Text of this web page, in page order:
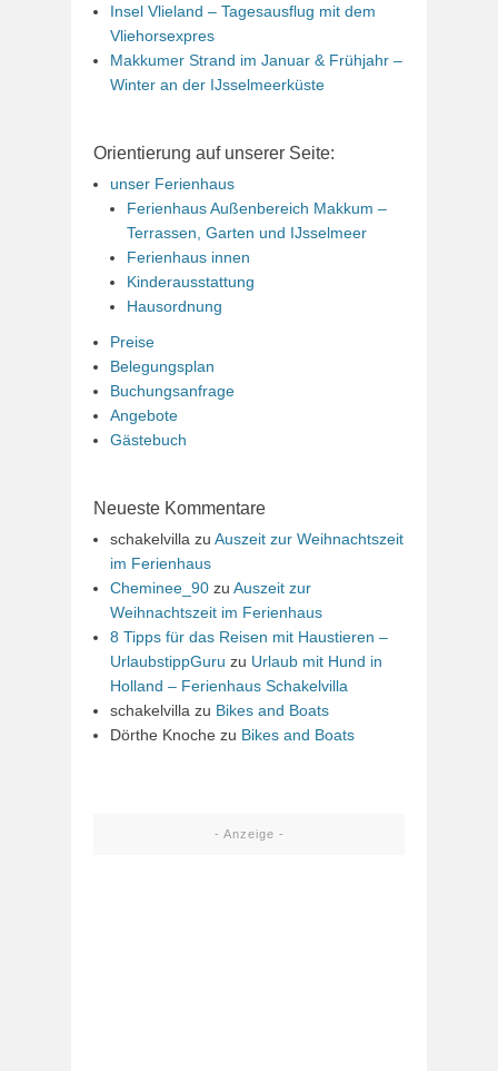
Insel Vlieland – Tagesausflug mit dem
Vliehorsexpres
Makkumer Strand im Januar & Frühjahr –
Winter an der IJsselmeerküste
Orientierung auf unserer Seite:
unser Ferienhaus
Ferienhaus Außenbereich Makkum –
Terrassen, Garten und IJsselmeer
Ferienhaus innen
Kinderausstattung
Hausordnung
Preise
Belegungsplan
Buchungsanfrage
Angebote
Gästebuch
Neueste Kommentare
schakelvilla zu Auszeit zur Weihnachtszeit
im Ferienhaus
Cheminee_90 zu Auszeit zur
Weihnachtszeit im Ferienhaus
8 Tipps für das Reisen mit Haustieren –
UrlaubstippGuru zu Urlaub mit Hund in
Holland – Ferienhaus Schakelvilla
schakelvilla zu Bikes and Boats
Dörthe Knoche zu Bikes and Boats
- Anzeige -